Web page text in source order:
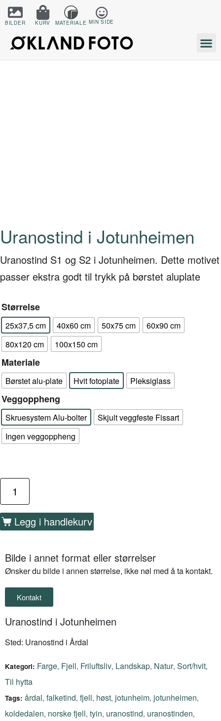
BILDER KURV MATERIALE MIN SIDE
Uranostind i Jotunheimen
Uranostind S1 og S2 i Jotunheimen. Dette motivet
passer ekstra godt til trykk på børstet aluplate
Størrelse
25x37,5 cm 40x60 cm 50x75 cm
60x90 cm
80x120 cm
100x150 cm
Materiale
Børstet alu-plate Hvit fotoplate Pleksiglass
Veggoppheng
Skruesystem Alu-bolter
Skjult veggfeste Fissart
Ingen veggoppheng
Legg i handlekurv
Bilde i annet format eller størrelser
Ønsker du bilde i annen størrelse, ikke nøl med å ta kontakt.
Kontakt
Uranostind i Jotunheimen
Sted: Uranostind i Årdal
Kategori: Farge, Fjell, Friluftsliv, Landskap, Natur, Sort/hvit,
Til hytta
Tags: årdal, falketind, fjell, høst, jotunheim, jotunheimen,
koldedalen, norske fjell, tyin, uranostind, uranostinden,